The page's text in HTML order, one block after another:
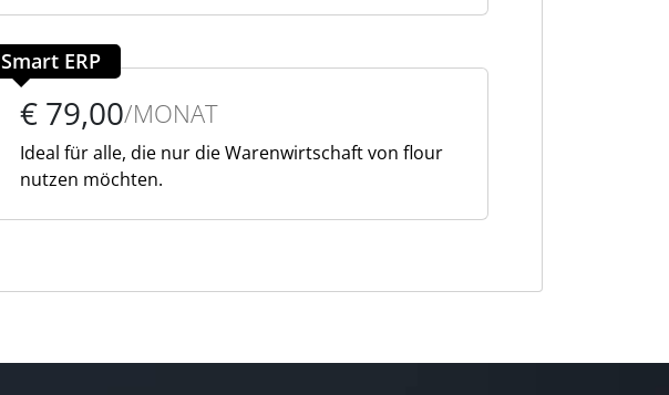
Smart ERP
€ 79,00/MONAT
Ideal für alle, die nur die Warenwirtschaft von flour
nutzen möchten.